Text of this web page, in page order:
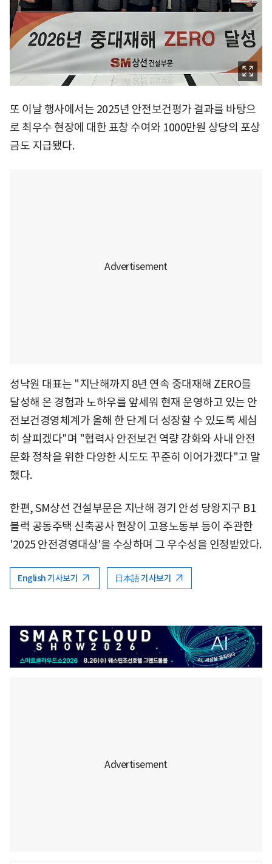
또 이날 행사에서는 2025년 안전보건평가 결과를 바탕으
로 최우수 현장에 대한 표창 수여와 1000만원 상당의 포상
금도 지급됐다.
성낙원 대표는 "지난해까지 8년 연속 중대재해 ZERO를
달성해 온 경험과 노하우를 앞세워 현재 운영하고 있는 안
전보건경영체계가 올해 한 단계 더 성장할 수 있도록 세심
히 살피겠다"며 "협력사 안전보건 역량 강화와 사내 안전
문화 정착을 위한 다양한 시도도 꾸준히 이어가겠다"고 말
했다.
한편, SM상선 건설부문은 지난해 경기 안성 당왕지구 B1
블럭 공동주택 신축공사 현장이 고용노동부 등이 주관한
'2025 안전경영대상'을 수상하며 그 우수성을 인정받았다.
English 기사보기 日本語 기사보기